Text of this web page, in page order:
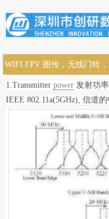
WIFI FPV 图传，无线门铃
误差/
1.Transmitter power 发射功率
IEEE 802.11a(5GHz), 信道